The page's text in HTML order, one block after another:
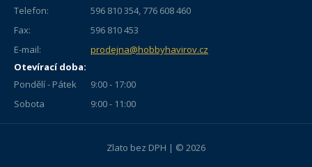
Telefon:
596 810 354, 776 608 460
Fax:
596 810 453
E-mail:
prodejna@hobbyhavirov.cz
Otevírací doba:
Pondělí - Pátek
9:00 - 17:00
Sobota
9:00 - 11:00
Zlato bez DPH | © 2026